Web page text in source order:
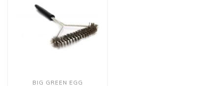
BIG GREEN EGG